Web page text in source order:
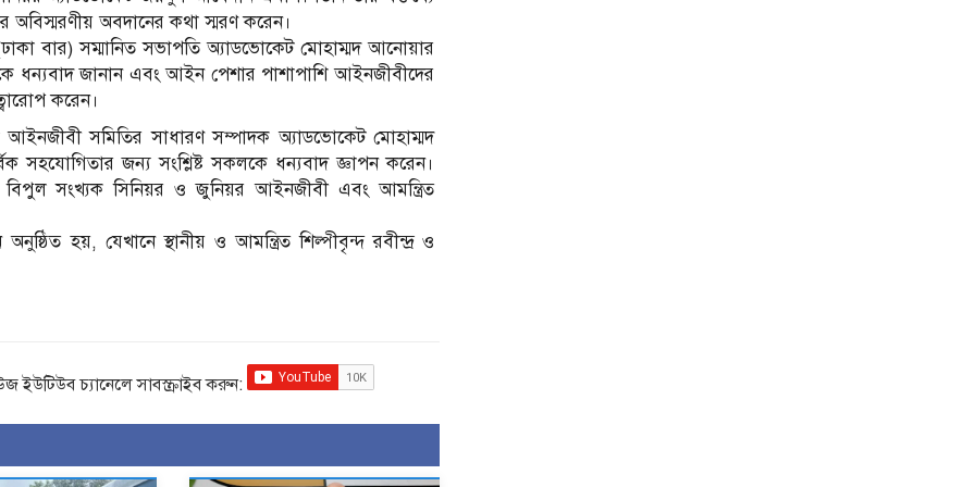
অবিস্মরণীয় অবদানের কথা স্মরণ করেন।
বার) সম্মানিত সভাপতি অ্যাডভোকেট মোহাম্মদ আনোয়ার
ধন্যবাদ জানান এবং আইন পেশার পাশাপাশি আইনজীবীদের
করেন।
আইনজীবী সমিতির সাধারণ সম্পাদক অ্যাডভোকেট মোহাম্মদ
সহযোগিতার জন্য সংশ্লিষ্ট সকলকে ধন্যবাদ জ্ঞাপন করেন।
বিপুল সংখ্যক সিনিয়র ও জুনিয়র আইনজীবী এবং আমন্ত্রিত
হয়, যেখানে স্থানীয় ও আমন্ত্রিত শিল্পীবৃন্দ রবীন্দ্র ও
ইউটিউব চ্যানেলে সাবস্ক্রাইব করুন: